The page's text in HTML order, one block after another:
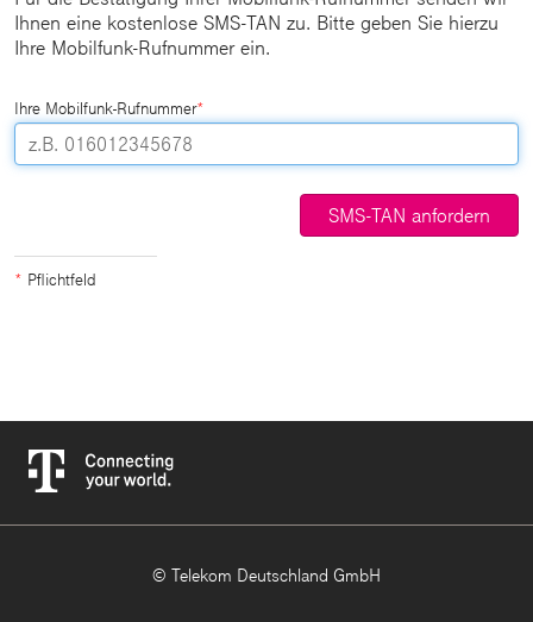
Ihnen eine kostenlose SMS-TAN zu. Bitte geben Sie hierzu
Ihre Mobilfunk-Rufnummer ein.
Ihre Mobilfunk-Rufnummer*
SMS-TAN anfordern
* Pflichtfeld
© Telekom Deutschland GmbH